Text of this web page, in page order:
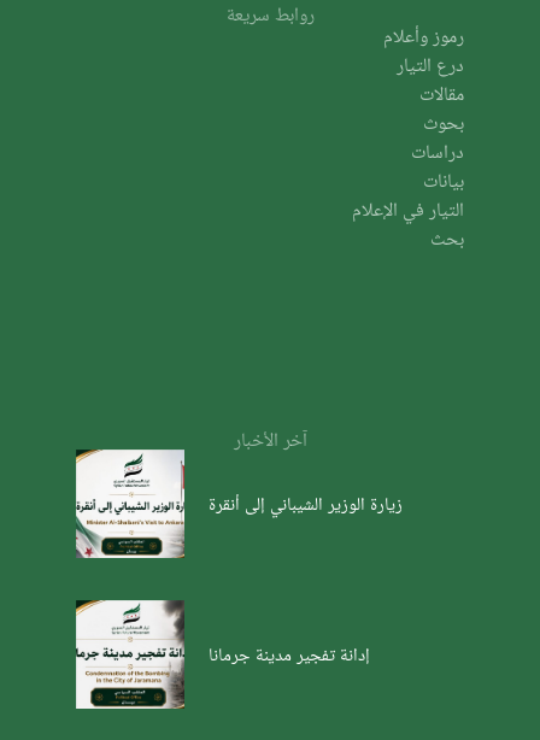
روابط سريعة
رموز وأعلام
درع التيار
مقالات
بحوث
دراسات
بيانات
التيار في الإعلام
بحث
آخر الأخبار
زيارة الوزير الشيباني إلى أنقرة
إدانة تفجير مدينة جرمانا